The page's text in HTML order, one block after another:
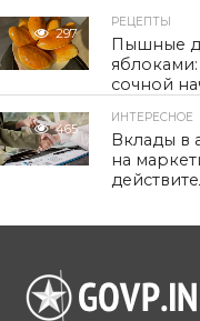
297
РЕЦЕПТЫ
Пышные
сочной
465
ИНТЕРЕСНОЕ
Вклады в
на